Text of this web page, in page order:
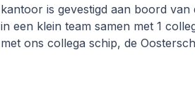
kantoor is gevestigd aan boord van
in een klein team samen met 1
met ons collega schip, de